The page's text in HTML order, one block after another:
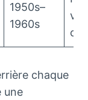
1950s–
1960s
chaque
une